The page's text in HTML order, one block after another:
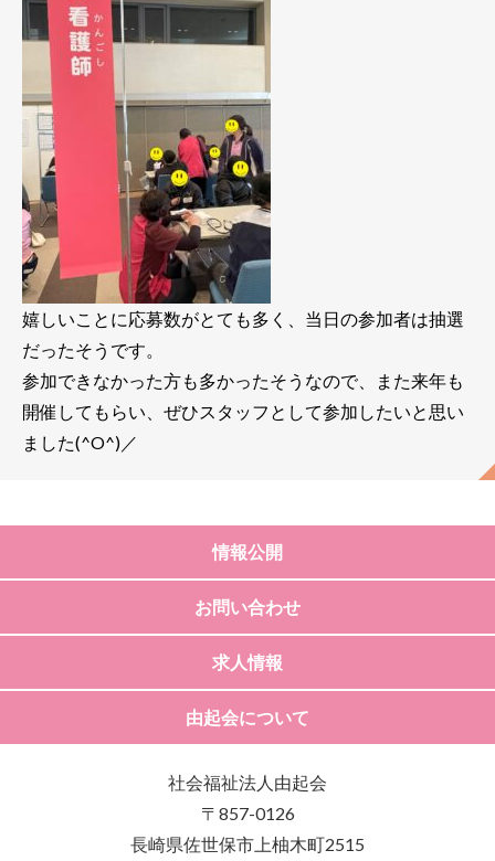
嬉しいことに応募数がとても多く、当日の参加者は抽選
だったそうです。
参加できなかった方も多かったそうなので、また来年も
開催してもらい、ぜひスタッフとして参加したいと思い
ました(^O^)／
情報公開
お問い合わせ
求人情報
由起会について
社会福祉法人由起会
〒857-0126
長崎県佐世保市上柚木町2515